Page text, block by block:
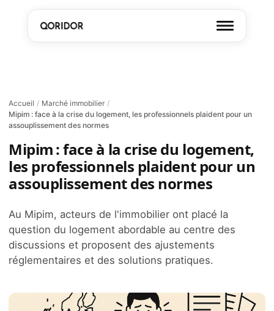
Accueil / Marché immobilier /
Mipim : face à la crise du logement, les professionnels plaident pour un
assouplissement des normes
Mipim : face à la crise du logement,
les professionnels plaident pour un
assouplissement des normes
Au Mipim, acteurs de l'immobilier ont placé la
question du logement abordable au centre des
discussions et proposent des ajustements
réglementaires et des solutions pratiques.